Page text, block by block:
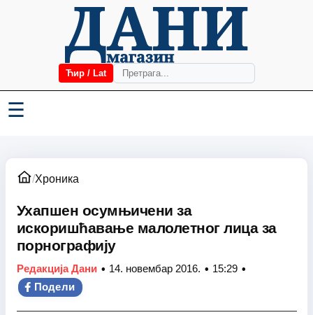
Ћир / Lat
☰
/Хроника
Ухапшен осумњичени за
искоришћавање малолетног лица за
порнографију
Редакција Дани • 14. новембар 2016. • 15:29 •
Подели